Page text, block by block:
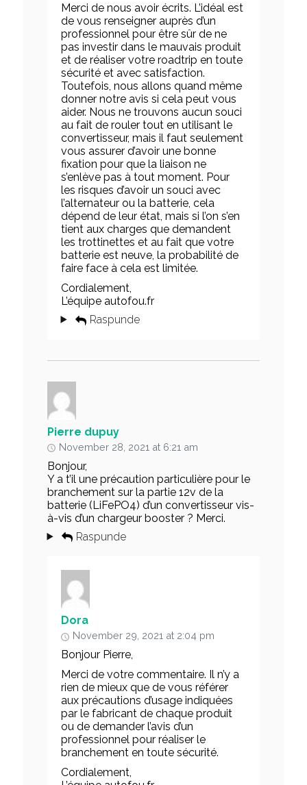
Merci de nous avoir écrits. L’idéal est
de vous renseigner auprès d’un
professionnel pour être sûr de ne
pas investir dans le mauvais produit
et de réaliser votre roadtrip en toute
sécurité et avec satisfaction.
Toutefois, nous allons quand même
donner notre avis si cela peut vous
aider. Nous ne trouvons aucun souci
au fait de rouler tout en utilisant le
convertisseur, mais il faut seulement
vous assurer d’avoir une bonne
fixation pour que la liaison ne
s’enlève pas à tout moment. Pour
les risques d’avoir un souci avec
l’alternateur ou la batterie, cela
dépend de leur état, mais si l’on s’en
tient aux charges que demandent
les trottinettes et au fait que votre
batterie est neuve, la probabilité de
faire face à cela est limitée.
Cordialement,
L’équipe autofou.fr
Raspunde
Pierre dupuy
November 28, 2021 at 6:21 am
Bonjour,
Y a t’il une précaution particulière pour le
branchement sur la partie 12v de la
batterie (LiFePO4) d’un convertisseur vis-
à-vis d’un chargeur booster ? Merci.
Raspunde
Dora
November 29, 2021 at 2:04 pm
Bonjour Pierre,
Merci de votre commentaire. Il n’y a
rien de mieux que de vous référer
aux précautions d’usage indiquées
par le fabricant de chaque produit
ou de demander l’avis d’un
professionnel pour réaliser le
branchement en toute sécurité.
Cordialement,